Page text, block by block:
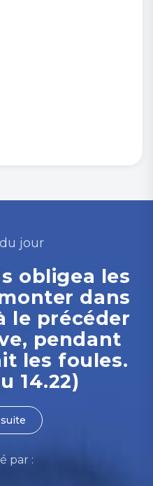
jour
obligea les
dans
le précéder
pendant
les foules.
14.22)
par :